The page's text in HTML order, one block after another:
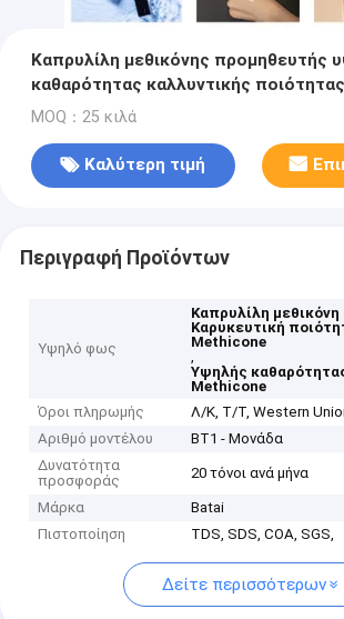
Καπρυλίλη μεθικόνης προμηθευτής
καθαρότητας καλλυντικής
βάσεις
MOQ：25 κιλά
Καλύτερη τιμή
Περιγραφή Προϊόντων
Υψηλό φως
Καπρυλίλη
Καρυκευτική
Methicone
,
Υψηλής
Methicone
Όροι πληρωμής
Λ/Κ, Τ/Τ, Western
Αριθμό μοντέλου
BT1 - Μονάδα
Δυνατότητα
προσφοράς
20 τόνοι ανά μήνα
Μάρκα
Batai
Πιστοποίηση
TDS, SDS, COA, SGS,
Δείτε περισσότερων